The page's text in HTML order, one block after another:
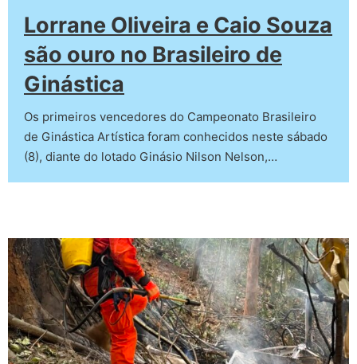
Lorrane Oliveira e Caio Souza
são ouro no Brasileiro de
Ginástica
Os primeiros vencedores do Campeonato Brasileiro
de Ginástica Artística foram conhecidos neste sábado
(8), diante do lotado Ginásio Nilson Nelson,…